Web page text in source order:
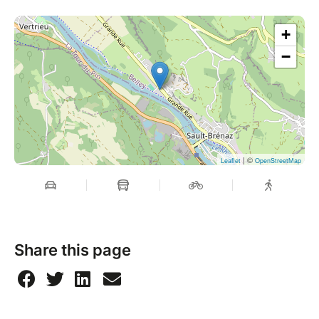
Déjeuner
Temps d'expression créative
Yoga — ancrage et intégration corporelle avec
Claire
Dîner
Dimanche 22 novembre
Yoga — réveil en douceur
Session de Breathwork — approfondissement et
libération
Temps libre
afin que chacun puisse traverser et intégrer
+
−
Leaflet| © OpenStreetMap
Share this page